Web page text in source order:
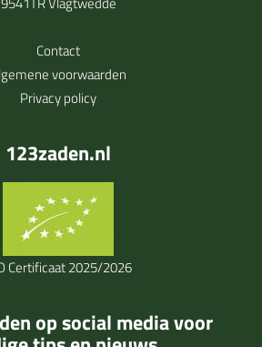
Contact
voorwaarden
Privacy policy
123zaden.nl
Certificaat 2025/2026
op social media voor